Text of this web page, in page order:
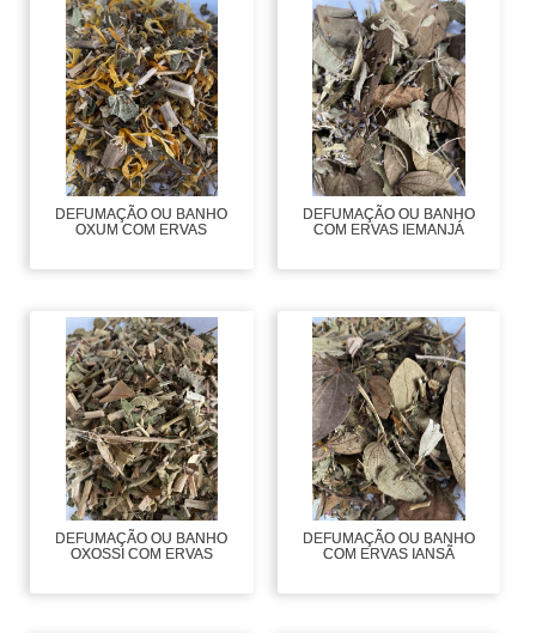
DEFUMAÇÃO OU BANHO
OXUM COM ERVAS
DEFUMAÇÃO OU BANHO
COM ERVAS IEMANJÁ
DEFUMAÇÃO OU BANHO
OXOSSI COM ERVAS
DEFUMAÇÃO OU BANHO
COM ERVAS IANSÃ